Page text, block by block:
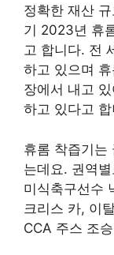
정확한 재산
기 2023년 휴
고 합니다. 전
하고 있으며
장에서 내고
하고 있다고
휴롬 착즙기는
는데요. 권역
미식축구선수
크리스 카, 이
CCA 주스 조